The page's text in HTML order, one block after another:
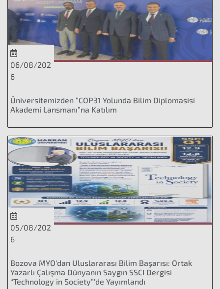
06/08/202
6
Üniversitemizden “COP31 Yolunda Bilim Diplomasisi
Akademi Lansmanı”na Katılım
05/08/202
6
Bozova MYO'dan Uluslararası Bilim Başarısı: Ortak
Yazarlı Çalışma Dünyanın Saygın SSCI Dergisi
“Technology in Society”'de Yayımlandı